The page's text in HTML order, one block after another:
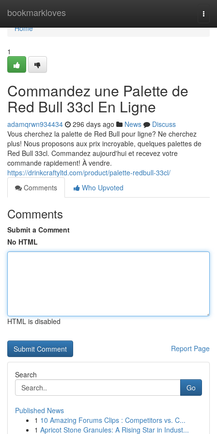
bookmarkloves
Home
Home
1
Commandez une Palette de
Red Bull 33cl En Ligne
adamqrwn934434 296 days ago News
Discuss
Vous cherchez la palette de Red Bull pour ligne? Ne cherchez
plus! Nous proposons aux prix incroyable, quelques palettes de
Red Bull 33cl. Commandez aujourd'hui et recevez votre
commande rapidement! À vendre.
https://drinkcraftyltd.com/product/palette-redbull-33cl/
Comments
Who Upvoted
Comments
Submit a Comment
No HTML
HTML is disabled
Report Page
Search
Go
Published News
1 10 Amazing Forums Clips : Competitors vs. C...
1 Apricot Stone Granules: A Rising Star in Indust...